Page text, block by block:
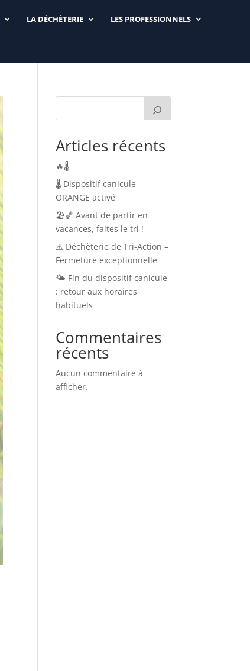
LA DÉCHÈTERIE LES PROFESSIONNELS
Articles récents
🔥🌡️
🌡️ Dispositif canicule
ORANGE activé
🏖️🏀 Avant de partir en
vacances, faites le tri !
⚠️ Déchèterie de Tri-Action –
Fermeture exceptionnelle
🌤️ Fin du dispositif canicule
: retour aux horaires
habituels
Commentaires
récents
Aucun commentaire à
afficher.